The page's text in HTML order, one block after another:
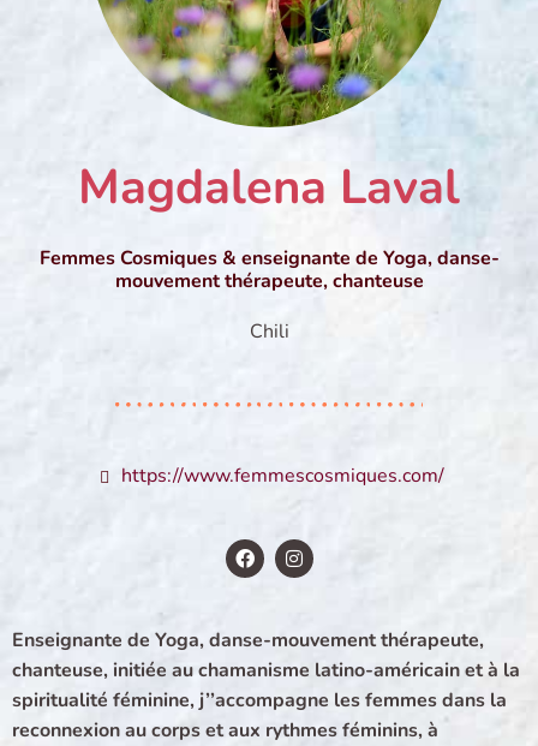
Magdalena Laval
Femmes Cosmiques & enseignante de Yoga, danse-
mouvement thérapeute, chanteuse
Chili
https://www.femmescosmiques.com/
Enseignante de Yoga, danse-mouvement thérapeute,
chanteuse, initiée au chamanisme latino-américain et à la
spiritualité féminine, j’’accompagne les femmes dans la
reconnexion au corps et aux rythmes féminins, à